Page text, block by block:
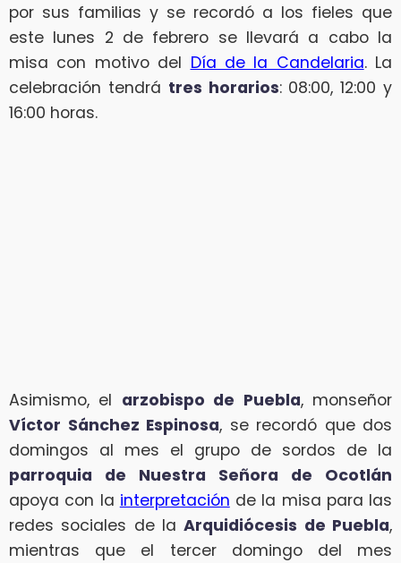
por sus familias y se recordó a los fieles que
este lunes 2 de febrero se llevará a cabo la
misa con motivo del Día de la Candelaria. La
celebración tendrá tres horarios: 08:00, 12:00 y
16:00 horas.
Asimismo, el arzobispo de Puebla, monseñor
Víctor Sánchez Espinosa, se recordó que dos
domingos al mes el grupo de sordos de la
parroquia de Nuestra Señora de Ocotlán
apoya con la interpretación de la misa para las
redes sociales de laArquidiócesis de Puebla,
mientras que el tercer domingo del mes